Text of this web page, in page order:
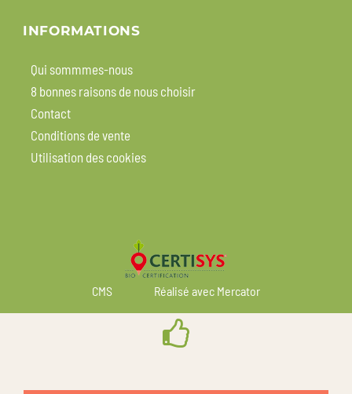
INFORMATIONS
Qui sommmes-nous
8 bonnes raisons de nous choisir
Contact
Conditions de vente
Utilisation des cookies
CMS Réalisé avec Mercator